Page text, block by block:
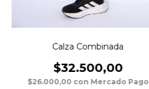
Calza Combinada
$32.500,00
$26.000,00 con Mercado Pago